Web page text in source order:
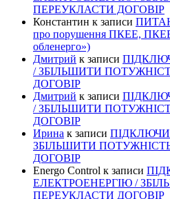
ПЕРЕУКЛАСТИ ДОГОВІР
Константин к записи
про порушення ПКЕЕ,
обленерго»)
Дмитрий к записи
/ ЗБІЛЬШИТИ
ДОГОВІР
Дмитрий к записи
/ ЗБІЛЬШИТИ
ДОГОВІР
Ирина к записи
ЗБІЛЬШИТИ
ДОГОВІР
Energo Control к записи
ЕЛЕКТРОЕНЕРГІЮ /
ПЕРЕУКЛАСТИ ДОГОВІР